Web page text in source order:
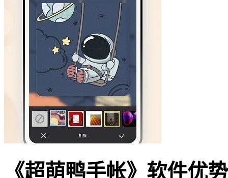
《超萌鸭手帐》软件优